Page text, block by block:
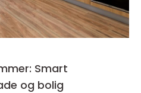
Smart
og bolig